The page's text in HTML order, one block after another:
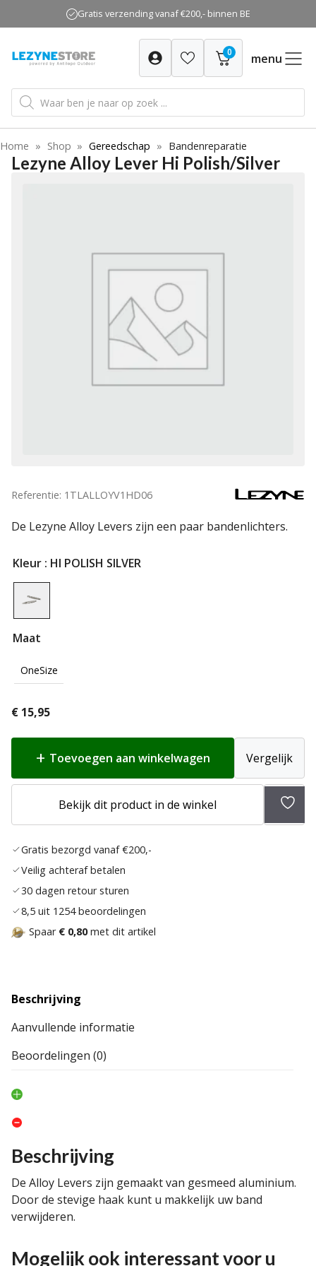
naar
inhoud
Gratis verzending vanaf €200,- binnen BE
0 menu
Producten
zoeken
Home » Shop » Gereedschap » Bandenreparatie
Lezyne Alloy Lever Hi Polish/Silver
Referentie: 1TLALLOYV1HD06
De Lezyne Alloy Levers zijn een paar bandenlichters.
Kleur : HI POLISH SILVER
Maat
OneSize
€ 15,95
Toevoegen aan winkelwagen Vergelijk
Bekijk dit product in de winkel
Gratis bezorgd vanaf €200,-
Veilig achteraf betalen
30 dagen retour sturen
8,5 uit 1254 beoordelingen
Spaar € 0,80met dit artikel
Beschrijving
Aanvullende informatie
Beoordelingen (0)
Beschrijving
De Alloy Levers zijn gemaakt van gesmeed aluminium.
Door de stevige haak kunt u makkelijk uw band
verwijderen.
Mogelijk ook interessant voor u